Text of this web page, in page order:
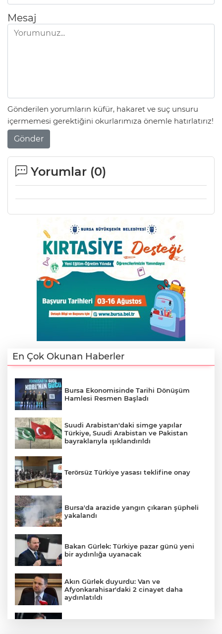
Mesaj
Gönderilen yorumların küfür, hakaret ve suç unsuru
içermemesi gerektiğini okurlarımıza önemle hatırlatırız!
Gönder
Yorumlar (0)
En Çok Okunan Haberler
Bursa Ekonomisinde Tarihi Dönüşüm
Hamlesi Resmen Başladı
Suudi Arabistan'daki simge yapılar
Türkiye, Suudi Arabistan ve Pakistan
bayraklarıyla ışıklandırıldı
Terörsüz Türkiye yasası teklifine onay
Bursa'da arazide yangın çıkaran şüpheli
yakalandı
Bakan Gürlek: Türkiye pazar günü yeni
bir aydınlığa uyanacak
Akın Gürlek duyurdu: Van ve
Afyonkarahisar'daki 2 cinayet daha
aydınlatıldı